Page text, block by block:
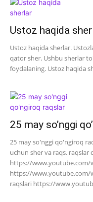
Ustoz haqida
Ustoz haqida sherlar.
qator sher. Ushbu sherlar
foydalaning. Ustoz haqida
25 may so’nggi
25 may so'nggi qo'ngiroq
uchun sher va raqs.
https://www.youtube.com/
https://www.youtube.com/
raqslari https://